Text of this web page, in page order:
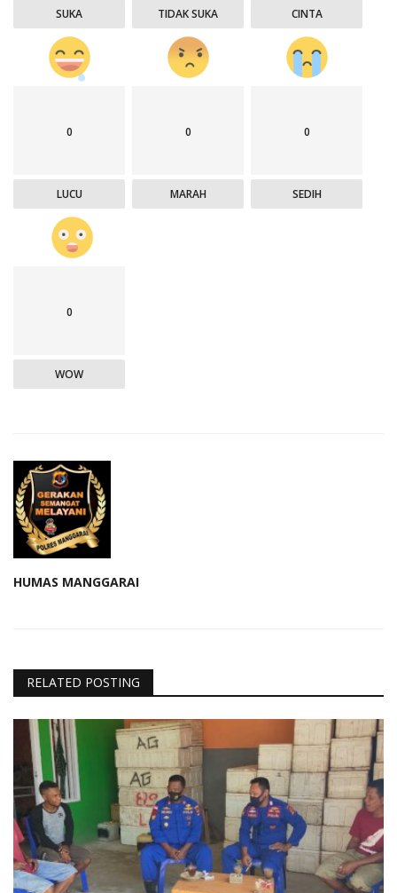
SUKA TIDAK SUKA CINTA
0
LUCU
0
MARAH
0
SEDIH
0
WOW
HUMAS MANGGARAI
RELATED POSTING